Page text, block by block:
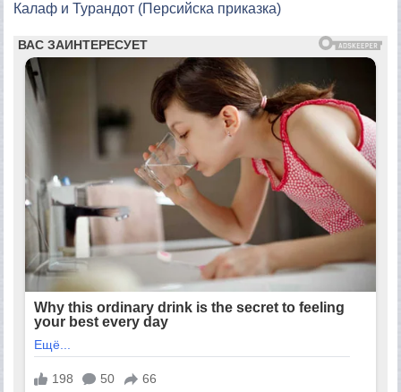
Калаф и Турандот (Персийска приказка)